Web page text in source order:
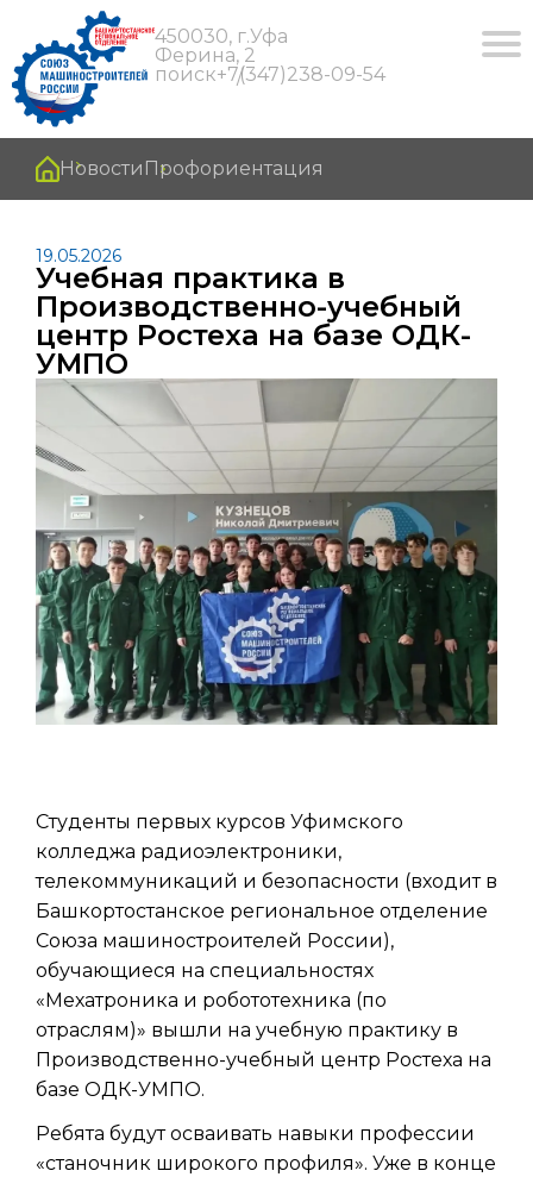
450030, г.Уфа
Ферина, 2
поиск+7(347)238-09-54
Новости Профориентация
19.05.2026
Учебная практика в
Производственно-учебный
центр Ростеха на базе ОДК-
УМПО
Студенты первых курсов Уфимского
колледжа радиоэлектроники,
телекоммуникаций и безопасности (входит в
Башкортостанское региональное отделение
Союза машиностроителей России),
обучающиеся на специальностях
«Мехатроника и робототехника (по
отраслям)» вышли на учебную практику в
Производственно-учебный центр Ростеха на
базе ОДК-УМПО.
Ребята будут осваивать навыки профессии
«станочник широкого профиля». Уже в конце